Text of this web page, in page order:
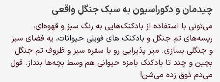
چیدمان و دکوراسیون به سبک جنگل واقعی
می‌تونی با استفاده از بادکنک‌هایی به رنگ سبز و قهوه‌ای،
ریسه‌های تم جنگل و بادکنک های فویلی حیوانات، یه فضای سبز
و جنگلی بسازی. میز پذیرایی رو با سفره سبز و ظروف تم جنگل
بچین و چند تا بادکنک بامزه حیوانی هم وسط بچه‌ها بنداز. قول
می‌دم ذوق زده می‌شن!